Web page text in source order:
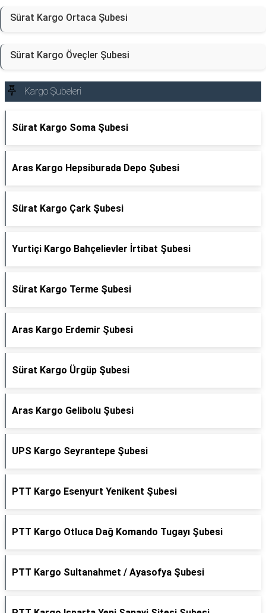
Sürat Kargo Ortaca Şubesi
Sürat Kargo Öveçler Şubesi
Kargo Şubeleri
Sürat Kargo Soma Şubesi
Aras Kargo Hepsiburada Depo Şubesi
Sürat Kargo Çark Şubesi
Yurtiçi Kargo Bahçelievler İrtibat Şubesi
Sürat Kargo Terme Şubesi
Aras Kargo Erdemir Şubesi
Sürat Kargo Ürgüp Şubesi
Aras Kargo Gelibolu Şubesi
UPS Kargo Seyrantepe Şubesi
PTT Kargo Esenyurt Yenikent Şubesi
PTT Kargo Otluca Dağ Komando Tugayı Şubesi
PTT Kargo Sultanahmet / Ayasofya Şubesi